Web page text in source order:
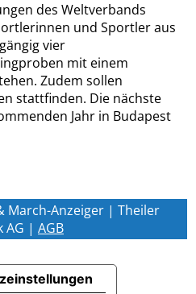
des Weltverbands
und Sportler aus
vier
mit einem
Zudem sollen
stattfinden. Die nächste
Jahr in Budapest
March-Anzeiger | Theiler
AG | AGB